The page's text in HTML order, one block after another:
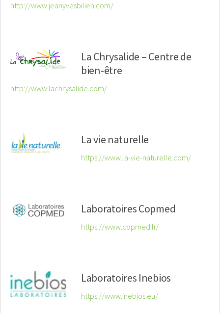
http://www.jeanyvesbilien.com/
La Chrysalide – Centre de
bien-être
http://www.lachrysalide.com/
La vie naturelle
https://www.la-vie-naturelle.com/
Laboratoires Copmed
https://www.copmed.fr/
Laboratoires Inebios
https://www.inebios.eu/